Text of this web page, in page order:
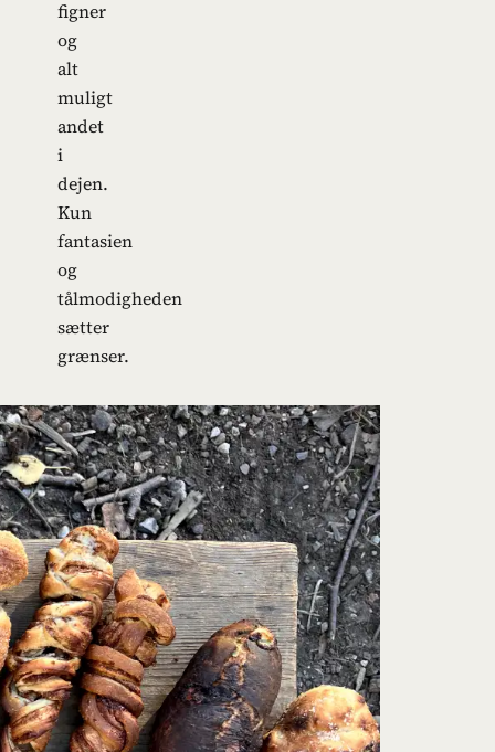
figner
og
alt
muligt
andet
i
dejen.
Kun
fantasien
og
tålmodigheden
sætter
grænser.